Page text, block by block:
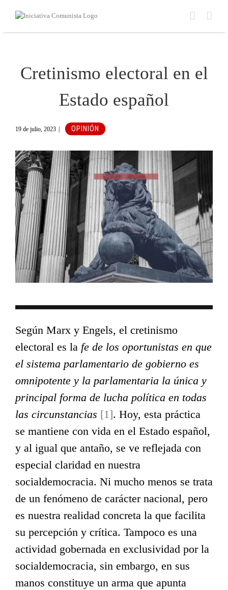
Cretinismo electoral en el
Estado español
19 de julio, 2023 OPINIÓN
Según Marx y Engels, el cretinismo
electoral es la fe de los oportunistas en que
el sistema parlamentario de gobierno es
omnipotente y la parlamentaria la única y
principal forma de lucha política en todas
las circunstancias [1]. Hoy, esta práctica
se mantiene con vida en el Estado español,
y al igual que antaño, se ve reflejada con
especial claridad en nuestra
socialdemocracia. Ni mucho menos se trata
de un fenómeno de carácter nacional, pero
es nuestra realidad concreta la que facilita
su percepción y crítica. Tampoco es una
actividad gobernada en exclusividad por la
socialdemocracia, sin embargo, en sus
manos constituye un arma que apunta